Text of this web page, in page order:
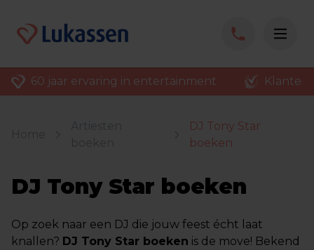
60 jaar ervaring in entertainment
DJ Tony Star
boeken
DJ Tony Star boeken
Op zoek naar een DJ die jouw feest écht laat
knallen? DJ Tony Star boeken is de move! Bekend